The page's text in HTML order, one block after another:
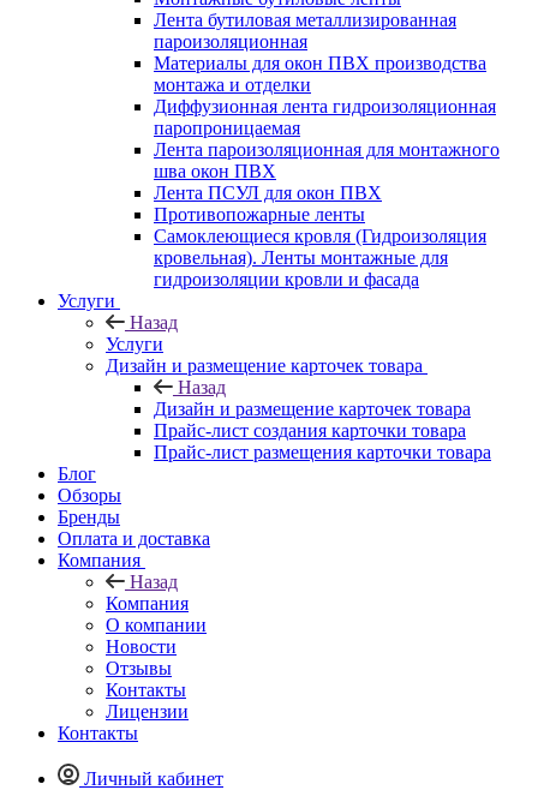
Лента бутиловая металлизированная
пароизоляционная
Материалы для окон ПВХ производства
монтажа и отделки
Диффузионная лента гидроизоляционная
паропроницаемая
Лента пароизоляционная для монтажного
шва окон ПВХ
Лента ПСУЛ для окон ПВХ
Противопожарные ленты
Самоклеющиеся кровля (Гидроизоляция
кровельная). Ленты монтажные для
гидроизоляции кровли и фасада
Услуги
Назад
Услуги
Дизайн и размещение карточек товара
Назад
Дизайн и размещение карточек товара
Прайс-лист создания карточки товара
Прайс-лист размещения карточки товара
Блог
Обзоры
Бренды
Оплата и доставка
Компания
Назад
Компания
О компании
Новости
Отзывы
Контакты
Лицензии
Контакты
Личный кабинет